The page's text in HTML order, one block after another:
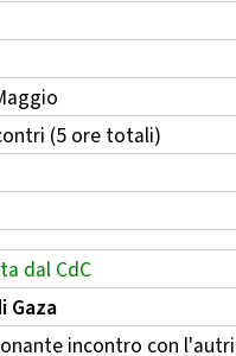
(5 ore totali)
dal CdC
Gaza
incontro con